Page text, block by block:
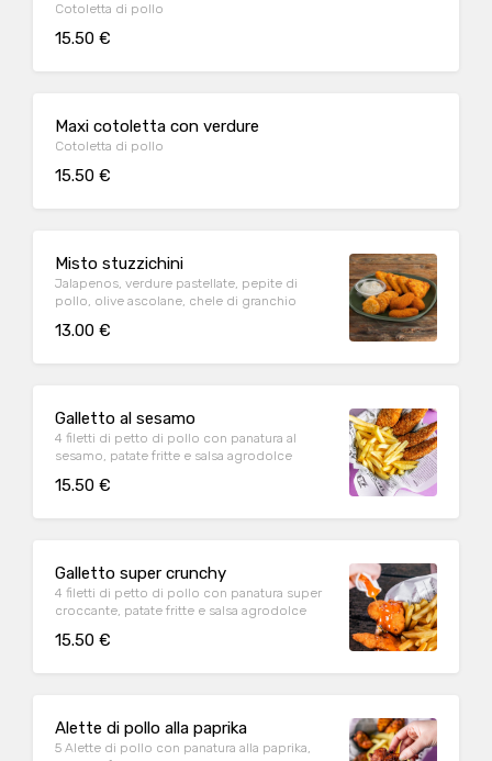
Cotoletta di pollo
15.50 €
Maxi cotoletta con verdure
Cotoletta di pollo
15.50 €
Misto stuzzichini
Jalapenos, verdure pastellate, pepite di
pollo, olive ascolane, chele di granchio
13.00 €
Galletto al sesamo
4 filetti di petto di pollo con panatura al
sesamo, patate fritte e salsa agrodolce
15.50 €
Galletto super crunchy
4 filetti di petto di pollo con panatura super
croccante, patate fritte e salsa agrodolce
15.50 €
Alette di pollo alla paprika
5 Alette di pollo con panatura alla paprika,